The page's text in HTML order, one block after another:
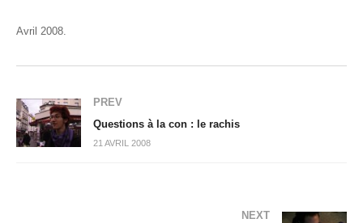
Avril 2008.
PREV
Questions à la con : le rachis
21 AVRIL 2008
NEXT